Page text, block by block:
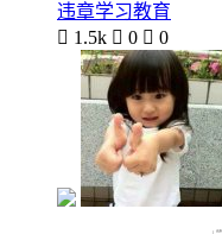
违章学习教育
 1.5k  0  0